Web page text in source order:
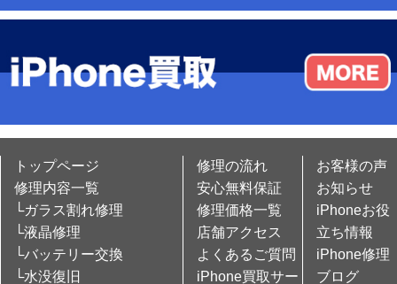
トップページ
修理内容一覧
└ガラス割れ修理
└液晶修理
└バッテリー交換
└水没復旧
修理の流れ
安心無料保証
修理価格一覧
店舗アクセス
よくあるご質問
iPhone買取サー
お客様の声
お知らせ
iPhoneお役
立ち情報
iPhone修理
ブログ